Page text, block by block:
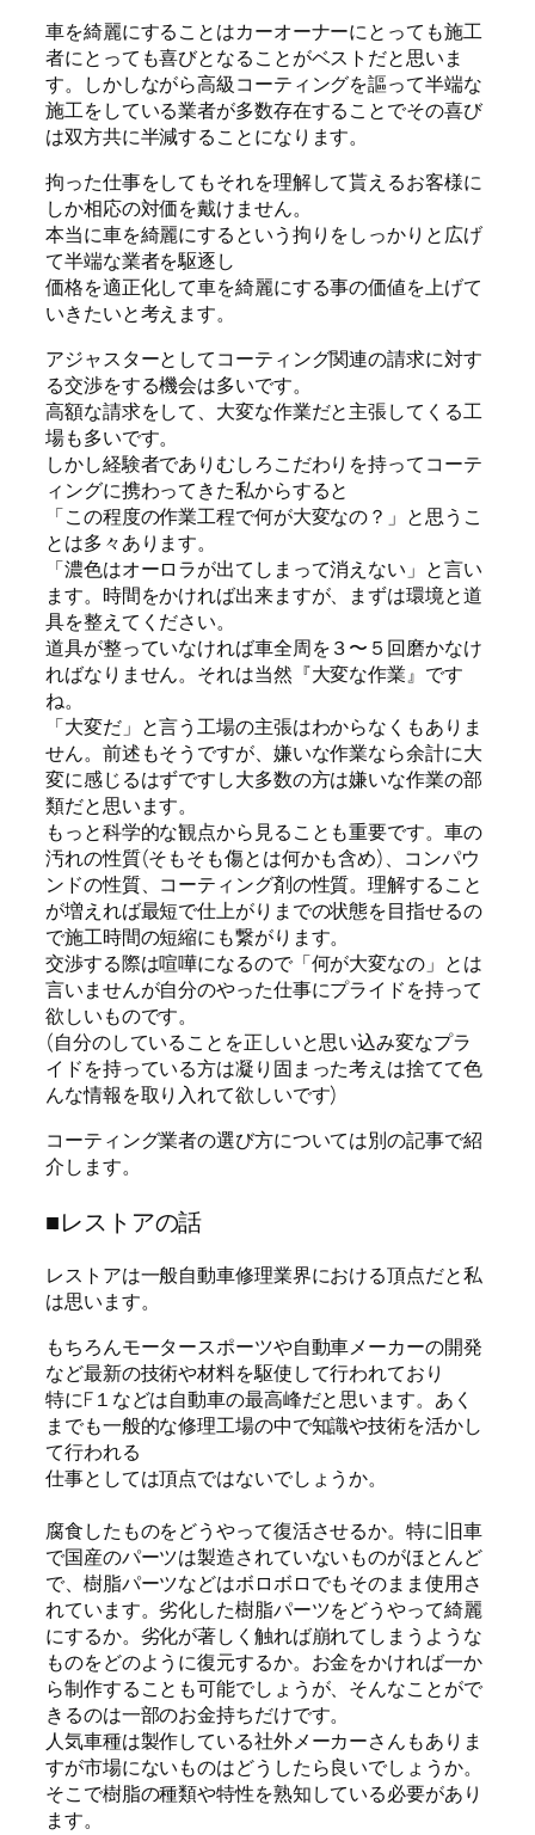
車を綺麗にすることはカーオーナーにとっても施工
者にとっても喜びとなることがベストだと思いま
す。しかしながら高級コーティングを謳って半端な
施工をしている業者が多数存在することでその喜び
は双方共に半減することになります。
拘った仕事をしてもそれを理解して貰えるお客様に
しか相応の対価を戴けません。
本当に車を綺麗にするという拘りをしっかりと広げ
て半端な業者を駆逐し
価格を適正化して車を綺麗にする事の価値を上げて
いきたいと考えます。
アジャスターとしてコーティング関連の請求に対す
る交渉をする機会は多いです。
高額な請求をして、大変な作業だと主張してくる工
場も多いです。
しかし経験者でありむしろこだわりを持ってコーテ
ィングに携わってきた私からすると
「この程度の作業工程で何が大変なの？」と思うこ
とは多々あります。
「濃色はオーロラが出てしまって消えない」と言い
ます。時間をかければ出来ますが、まずは環境と道
具を整えてください。
道具が整っていなければ車全周を３〜５回磨かなけ
ればなりません。それは当然『大変な作業』です
ね。
「大変だ」と言う工場の主張はわからなくもありま
せん。前述もそうですが、嫌いな作業なら余計に大
変に感じるはずですし大多数の方は嫌いな作業の部
類だと思います。
もっと科学的な観点から見ることも重要です。車の
汚れの性質(そもそも傷とは何かも含め)、コンパウ
ンドの性質、コーティング剤の性質。理解すること
が増えれば最短で仕上がりまでの状態を目指せるの
で施工時間の短縮にも繋がります。
交渉する際は喧嘩になるので「何が大変なの」とは
言いませんが自分のやった仕事にプライドを持って
欲しいものです。
(自分のしていることを正しいと思い込み変なプラ
イドを持っている方は凝り固まった考えは捨てて色
んな情報を取り入れて欲しいです)
コーティング業者の選び方については別の記事で紹
介します。
■レストアの話
レストアは一般自動車修理業界における頂点だと私
は思います。
もちろんモータースポーツや自動車メーカーの開発
など最新の技術や材料を駆使して行われており
特にF１などは自動車の最高峰だと思います。あく
までも一般的な修理工場の中で知識や技術を活かし
て行われる
仕事としては頂点ではないでしょうか。
腐食したものをどうやって復活させるか。特に旧車
で国産のパーツは製造されていないものがほとんど
で、樹脂パーツなどはボロボロでもそのまま使用さ
れています。劣化した樹脂パーツをどうやって綺麗
にするか。劣化が著しく触れば崩れてしまうような
ものをどのように復元するか。お金をかければ一か
ら制作することも可能でしょうが、そんなことがで
きるのは一部のお金持ちだけです。
人気車種は製作している社外メーカーさんもありま
すが市場にないものはどうしたら良いでしょうか。
そこで樹脂の種類や特性を熟知している必要があり
ます。